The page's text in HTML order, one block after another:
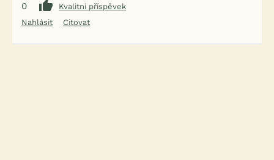
0
Kvalitní příspěvek
Nahlásit
Citovat